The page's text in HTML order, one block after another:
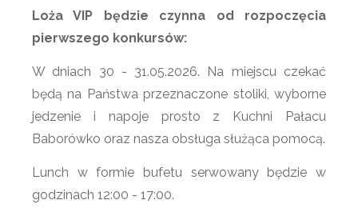
Loża VIP będzie czynna od rozpoczęcia
pierwszego konkursów:
W dniach 30 - 31.05.2026. Na miejscu czekać
będą na Państwa przeznaczone stoliki, wyborne
jedzenie i napoje prosto z Kuchni Pałacu
Baborówko oraz nasza obsługa służąca pomocą.
Lunch w formie bufetu serwowany będzie w
godzinach 12:00 - 17:00.